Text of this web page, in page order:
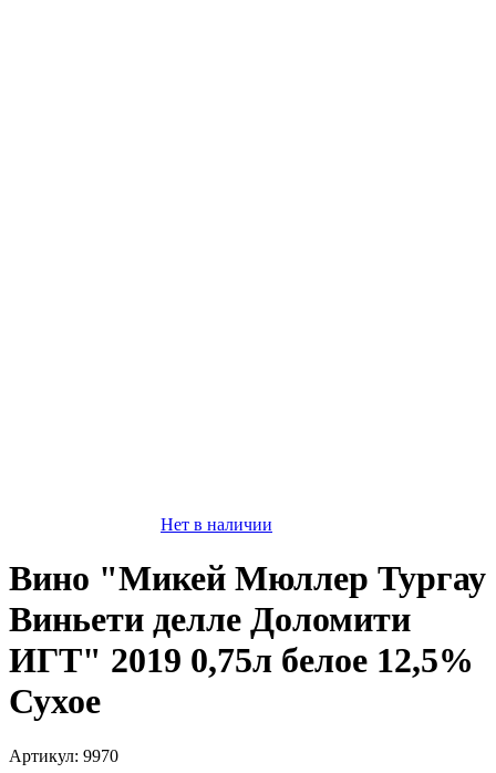
Нет в наличии
Вино "Микей Мюллер Тургау
Виньети делле Доломити
ИГТ" 2019 0,75л белое 12,5%
Сухое
Артикул: 9970